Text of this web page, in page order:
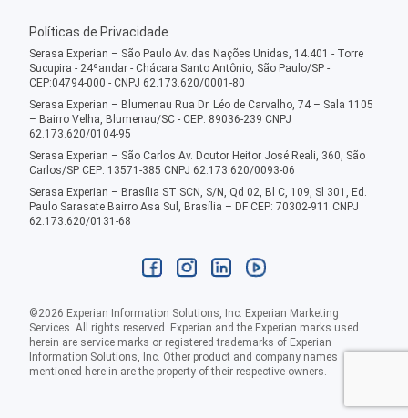
Políticas de Privacidade
Serasa Experian – São Paulo Av. das Nações Unidas, 14.401 - Torre
Sucupira - 24ºandar - Chácara Santo Antônio, São Paulo/SP -
CEP:04794-000 - CNPJ 62.173.620/0001-80
Serasa Experian – Blumenau Rua Dr. Léo de Carvalho, 74 – Sala 1105
– Bairro Velha, Blumenau/SC - CEP: 89036-239 CNPJ
62.173.620/0104-95
Serasa Experian – São Carlos Av. Doutor Heitor José Reali, 360, São
Carlos/SP CEP: 13571-385 CNPJ 62.173.620/0093-06
Serasa Experian – Brasília ST SCN, S/N, Qd 02, Bl C, 109, Sl 301, Ed.
Paulo Sarasate Bairro Asa Sul, Brasília – DF CEP: 70302-911 CNPJ
62.173.620/0131-68
©2026 Experian Information Solutions, Inc. Experian Marketing
Services. All rights reserved. Experian and the Experian marks used
herein are service marks or registered trademarks of Experian
Information Solutions, Inc. Other product and company names
mentioned here in are the property of their respective owners.